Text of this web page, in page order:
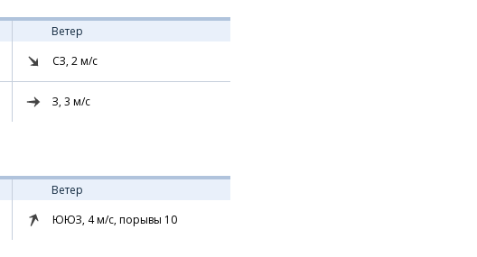
Ветер
СЗ, 2м/с
З, 3 м/с
Ветер
ЮЮЗ, 4м/с, порывы 10